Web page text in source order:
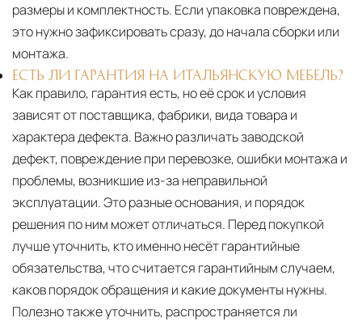
размеры и комплектность. Если упаковка повреждена,
это нужно зафиксировать сразу, до начала сборки или
монтажа.
ЕСТЬ ЛИ ГАРАНТИЯ НА ИТАЛЬЯНСКУЮ МЕБЕЛЬ?
Как правило, гарантия есть, но её срок и условия
зависят от поставщика, фабрики, вида товара и
характера дефекта. Важно различать заводской
дефект, повреждение при перевозке, ошибки монтажа и
проблемы, возникшие из-за неправильной
эксплуатации. Это разные основания, и порядок
решения по ним может отличаться. Перед покупкой
лучше уточнить, кто именно несёт гарантийные
обязательства, что считается гарантийным случаем,
каков порядок обращения и какие документы нужны.
Полезно также уточнить, распространяется ли